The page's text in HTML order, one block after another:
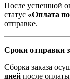
После успешной
статус «Оплата
отправке.
Сроки отправки
Сборка заказа
дней после